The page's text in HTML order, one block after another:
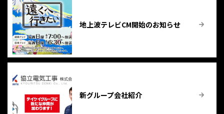
地上波テレビCM開始のお知らせ
新グループ会社紹介